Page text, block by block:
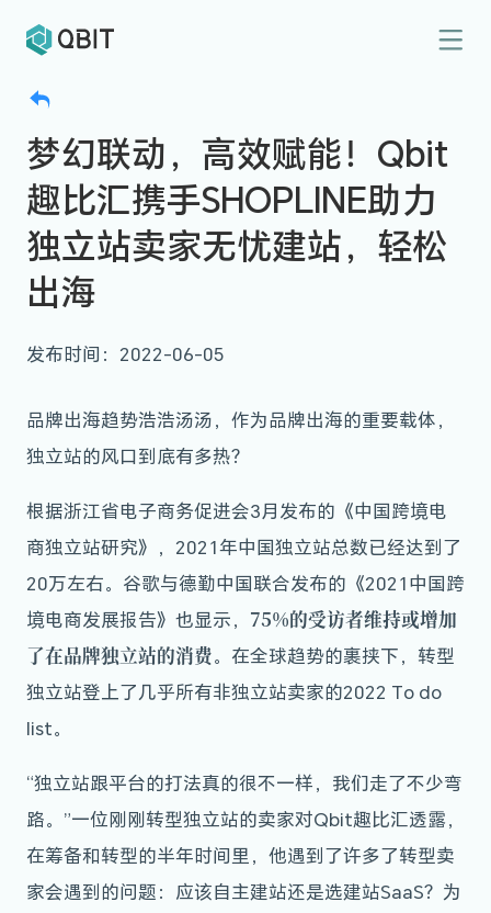
梦幻联动，高效赋能！Qbit
趣比汇携手SHOPLINE助力
独立站卖家无忧建站，轻松
出海
发布时间：2022-06-05
品牌出海趋势浩浩汤汤，作为品牌出海的重要载体，
独立站的风口到底有多热？
根据浙江省电子商务促进会3月发布的《中国跨境电
商独立站研究》，2021年中国独立站总数已经达到了
20万左右。谷歌与德勤中国联合发布的《2021中国跨
境电商发展报告》也显示， 75%的受访者维持或增加
了在品牌独立站的消费。在全球趋势的裹挟下，转型
独立站登上了几乎所有非独立站卖家的2022 To do
list。
“独立站跟平台的打法真的很不一样，我们走了不少弯
路。”一位刚刚转型独立站的卖家对Qbit趣比汇透露，
在筹备和转型的半年时间里，他遇到了许多了转型卖
家会遇到的问题：应该自主建站还是选建站SaaS？为